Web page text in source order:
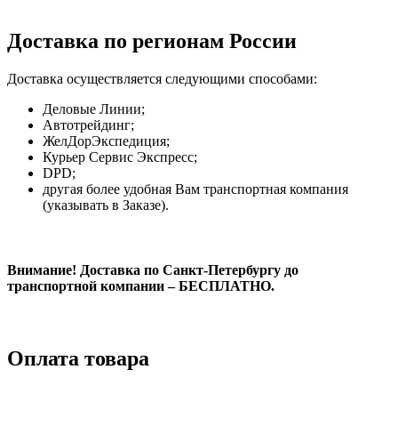
Доставка по регионам России
Доставка осуществляется следующими способами:
Деловые Линии;
Автотрейдинг;
ЖелДорЭкспедиция;
Курьер Сервис Экспресс;
DPD;
другая более удобная Вам транспортная компания
(указывать в Заказе).
Внимание! Доставка по Санкт-Петербургу до
транспортной компании – БЕСПЛАТНО.
Оплата товара